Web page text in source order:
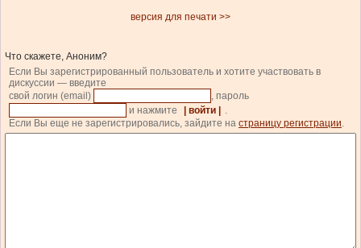
версия для печати >>
Что скажете, Аноним?
Если Вы зарегистрированный пользователь и хотите участвовать в
дискуссии — введите
свой логин (email)
, пароль
и нажмите
| войти |
.
Если Вы еще не зарегистрировались, зайдите на страницу регистрации.